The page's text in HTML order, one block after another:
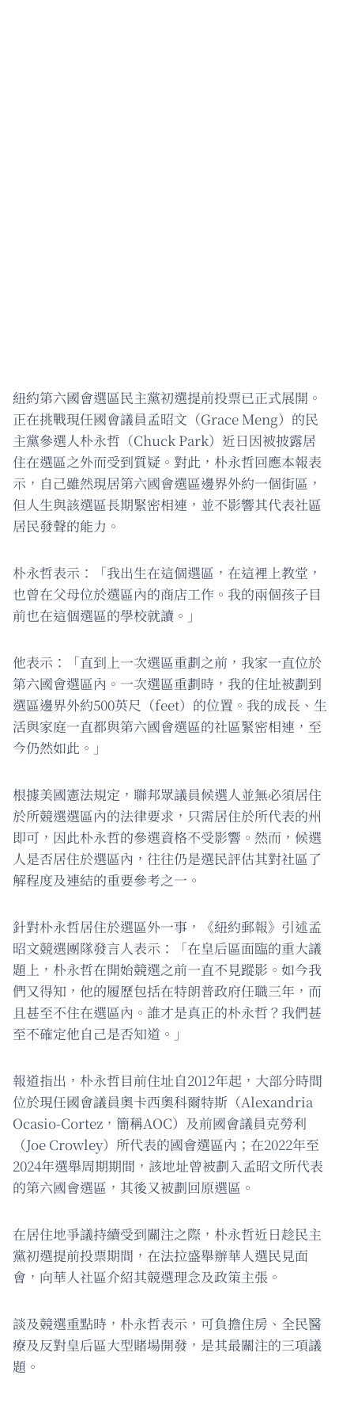
紐約第六國會選區民主黨初選提前投票已正式展開。
正在挑戰現任國會議員孟昭文（Grace Meng）的民
主黨參選人朴永哲（Chuck Park）近日因被披露居
住在選區之外而受到質疑。對此，朴永哲回應本報表
示，自己雖然現居第六國會選區邊界外約一個街區，
但人生與該選區長期緊密相連，並不影響其代表社區
居民發聲的能力。
朴永哲表示：「我出生在這個選區，在這裡上教堂，
也曾在父母位於選區內的商店工作。我的兩個孩子目
前也在這個選區的學校就讀。」
他表示：「直到上一次選區重劃之前，我家一直位於
第六國會選區內。一次選區重劃時，我的住址被劃到
選區邊界外約500英尺（feet）的位置。我的成長、生
活與家庭一直都與第六國會選區的社區緊密相連，至
今仍然如此。」
根據美國憲法規定，聯邦眾議員候選人並無必須居住
於所競選選區內的法律要求，只需居住於所代表的州
即可，因此朴永哲的參選資格不受影響。然而，候選
人是否居住於選區內，往往仍是選民評估其對社區了
解程度及連結的重要參考之一。
針對朴永哲居住於選區外一事，《紐約郵報》引述孟
昭文競選團隊發言人表示：「在皇后區面臨的重大議
題上，朴永哲在開始競選之前一直不見蹤影。如今我
們又得知，他的履歷包括在特朗普政府任職三年，而
且甚至不住在選區內。誰才是真正的朴永哲？我們甚
至不確定他自己是否知道。」
報道指出，朴永哲目前住址自2012年起，大部分時間
位於現任國會議員奧卡西奧科爾特斯（Alexandria
Ocasio-Cortez，簡稱AOC）及前國會議員克勞利
（Joe Crowley）所代表的國會選區內；在2022年至
2024年選舉周期期間，該地址曾被劃入孟昭文所代表
的第六國會選區，其後又被劃回原選區。
在居住地爭議持續受到關注之際，朴永哲近日趁民主
黨初選提前投票期間，在法拉盛舉辦華人選民見面
會，向華人社區介紹其競選理念及政策主張。
談及競選重點時，朴永哲表示，可負擔住房、全民醫
療及反對皇后區大型賭場開發，是其最關注的三項議
題。